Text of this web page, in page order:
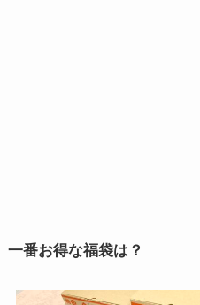
一番お得な福袋は？